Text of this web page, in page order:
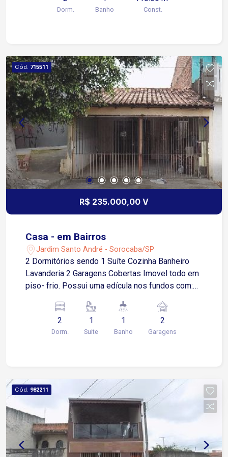
Dorm. Banho Const.
Cód. 715511
R$ 235.000,00 V
Casa - em Bairros
Jardim Santo André - Sorocaba/SP
2 Dormitórios sendo 1 Suíte Cozinha Banheiro
Lavanderia 2 Garagens Cobertas Imovel todo em
piso- frio. Possui uma edícula nos fundos com:
valor apenas.
2
Dorm.
1
Suite
1
Banho
2
Garagens
Cód. 982211